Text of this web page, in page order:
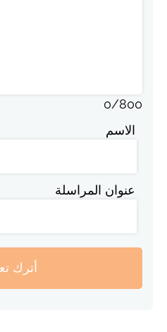
0/800
الاسم
عنوان المراسلة
أترك